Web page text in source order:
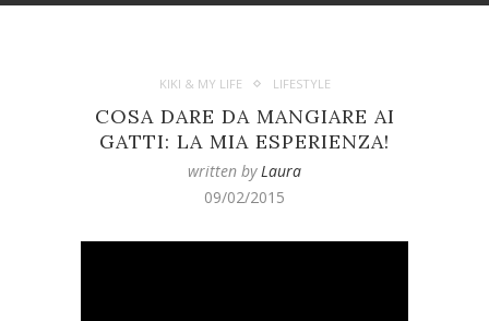
KIKI & MY LIFE LIFESTYLE
COSA DARE DA MANGIARE AI
GATTI: LA MIA ESPERIENZA!
written byLaura
09/02/2015